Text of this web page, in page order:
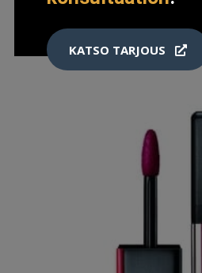
KATSO TARJOUS